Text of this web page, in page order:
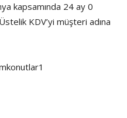
kapsamında 24 ay 0
KDV’yi müşteri adına